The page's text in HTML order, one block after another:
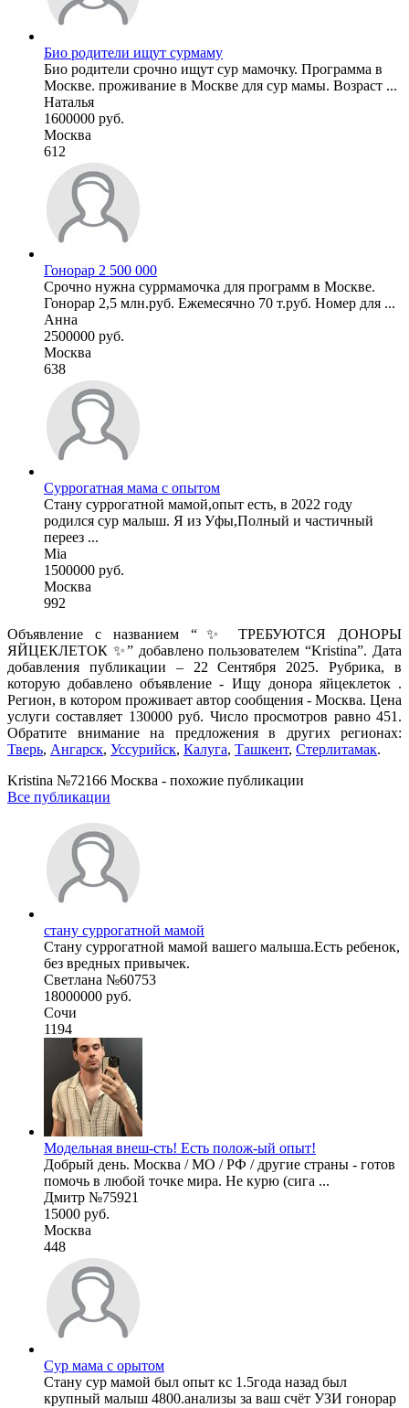
Био родители ищут сурмаму
Био родители срочно ищут сур мамочку. Программа в
Москве. проживание в Москве для сур мамы. Возраст ...
Наталья
1600000 руб.
Москва
612
Гонорар 2 500 000
Срочно нужна суррмамочка для программ в Москве.
Гонорар 2,5 млн.руб. Ежемесячно 70 т.руб. Номер для ...
Анна
2500000 руб.
Москва
638
Суррогатная мама с опытом
Стану суррогатной мамой,опыт есть, в 2022 году
родился сур малыш. Я из Уфы,Полный и частичный
переез ...
Mia
1500000 руб.
Москва
992
Объявление с названием “✨ ТРЕБУЮТСЯ ДОНОРЫ
ЯЙЦЕКЛЕТОК ✨” добавлено пользователем “Kristina”. Дата
добавления публикации – 22 Сентября 2025. Рубрика, в
которую добавлено объявление - Ищу донора яйцеклеток .
Регион, в котором проживает автор сообщения - Москва. Цена
услуги составляет 130000 руб. Число просмотров равно 451.
Обратите внимание на предложения в других регионах:
Тверь, Ангарск, Уссурийск, Калуга, Ташкент, Стерлитамак.
Kristina №72166 Москва - похожие публикации
Все публикации
стану суррогатной мамой
Стану суррогатной мамой вашего малыша.Есть ребенок,
без вредных привычек.
Светлана №60753
18000000 руб.
Сочи
1194
Модельная внеш-сть! Есть полож-ый опыт!
Добрый день. Москва / МО / РФ / другие страны - готов
помочь в любой точке мира. Не курю (сига ...
Дмитр №75921
15000 руб.
Москва
448
Сур мама с орытом
Стану сур мамой был опыт кс 1.5года назад был
крупный малыш 4800.анализы за ваш счёт УЗИ гонорар